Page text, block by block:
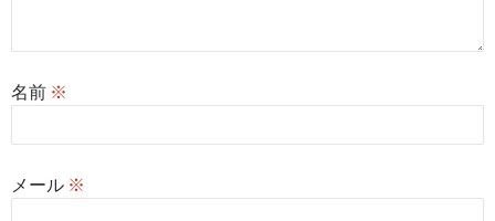
名前 ※
メール ※